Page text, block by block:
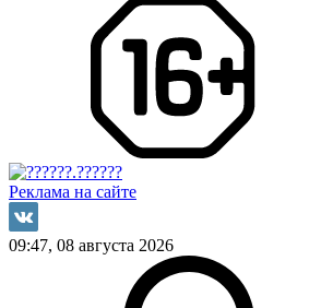
Реклама на сайте
09:47, 08 августа 2026